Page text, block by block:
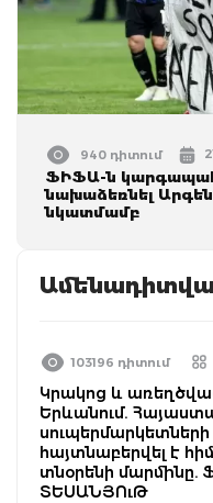
940 դիտում
ՖԻՖԱ-ն
նախաձեռնել
նկատմամբ
103196 դիտում
Կրակոց և
Երևանում.
հայտնաբերվել է
տնօրենի
ՏԵՍԱՆՅՈւԹ